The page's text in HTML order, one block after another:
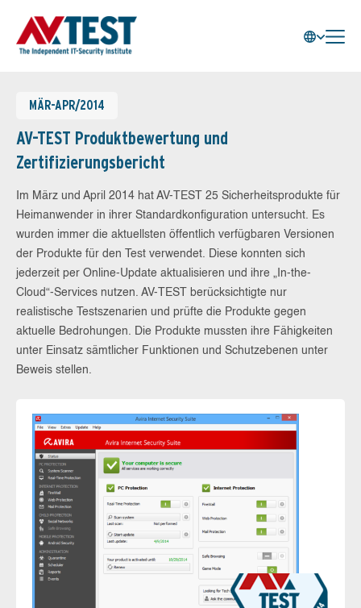
MÄR-APR/2014
AV-TEST Produktbewertung und
Zertifizierungsbericht
Im März und April 2014 hat AV-TEST 25 Sicherheitsprodukte für
Heimanwender in ihrer Standardkonfiguration untersucht. Es
wurden immer die aktuellsten öffentlich verfügbaren Versionen
der Produkte für den Test verwendet. Diese konnten sich
jederzeit per Online-Update aktualisieren und ihre „In-the-
Cloud“-Services nutzen. AV-TEST berücksichtigte nur
realistische Testszenarien und prüfte die Produkte gegen
aktuelle Bedrohungen. Die Produkte mussten ihre Fähigkeiten
unter Einsatz sämtlicher Funktionen und Schutzebenen unter
Beweis stellen.